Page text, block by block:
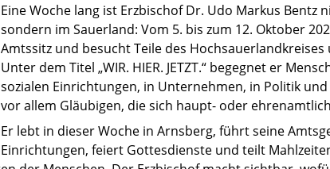
Eine Woche lang ist Erzbischof Dr. Udo Markus Bentz
sondern im Sauerland: Vom 5. bis zum 12. Oktober
Amtssitz und besucht Teile des Hochsauerlandkreises
Unter dem Titel „WIR. HIER. JETZT.“ begegnet er
sozialen Einrichtungen, in Unternehmen, in Politik
vor allem Gläubigen, die sich haupt- oder
Er lebt in dieser Woche in Arnsberg, führt seine
Einrichtungen, feiert Gottesdienste und teilt